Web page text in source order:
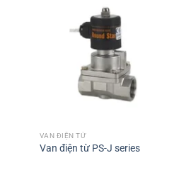
VAN ĐIỆN TỪ
Van điện từ PS-J series